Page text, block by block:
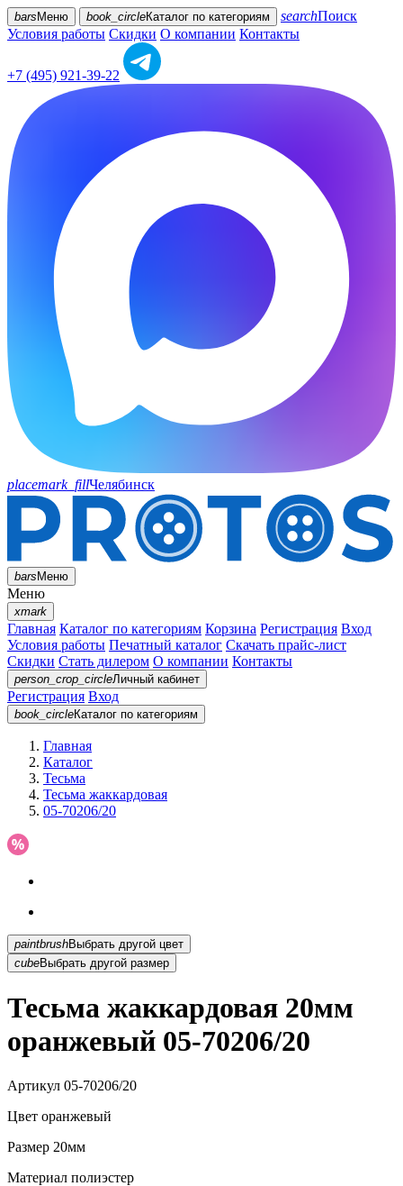
bars Меню book_circleКаталог по категориям searchПоиск
Условия работы Скидки О компании Контакты
+7 (495) 921-39-22
placemark_fillЧелябинск
barsМеню
Меню
xmark
Главная Каталог по категориям Корзина Регистрация Вход
Условия работы Печатный каталог Скачать прайс-лист
Скидки Стать дилером О компании Контакты
person_crop_circleЛичный кабинет
Регистрация Вход
book_circleКаталог по категориям
Главная
Каталог
Тесьма
Тесьма жаккардовая
05-70206/20
paintbrush
Выбрать другой цвет
cubeВыбрать другой размер
Тесьма жаккардовая 20мм
оранжевый 05-70206/20
Артикул 05-70206/20
Цвет оранжевый
Размер 20мм
Материал полиэстер